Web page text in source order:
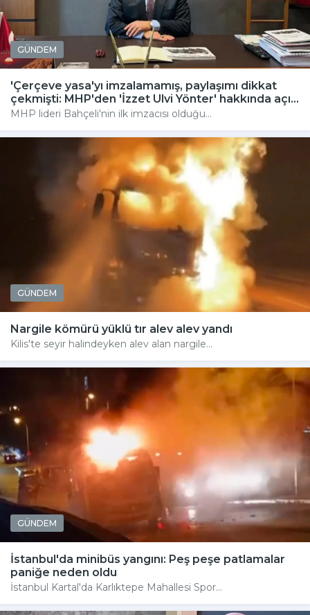
GÜNDEM
'Çerçeve yasa'yı imzalamamış, paylaşımı dikkat
çekmişti: MHP'den 'İzzet Ulvi Yönter' hakkında açı...
MHP lideri Bahçeli'nin ilk imzacısı olduğu...
GÜNDEM
Nargile kömürü yüklü tır alev alev yandı
Kilis'te seyir halindeyken alev alan nargile...
GÜNDEM
İstanbul'da minibüs yangını: Peş peşe patlamalar
paniğe neden oldu
İstanbul Kartal'da Karlıktepe Mahallesi Spor...